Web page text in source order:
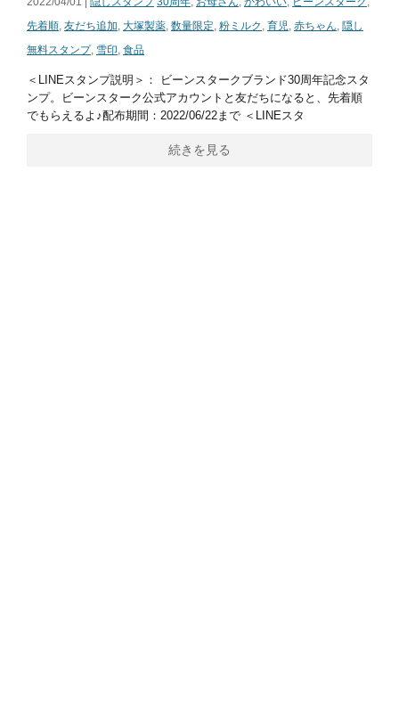
先着順, 友だち追加, 大塚製薬, 数量限定, 粉ミルク , 育児, 赤ちゃん, 隠し
無料スタンプ, 雪印, 食品
＜LINEスタンプ説明＞： ビーンスタークブランド30周年記念スタ
ンプ。ビーンスターク公式アカウントと友だちになると、先着順
でもらえるよ♪配布期間：2022/06/22まで ＜LINEスタ
続きを見る